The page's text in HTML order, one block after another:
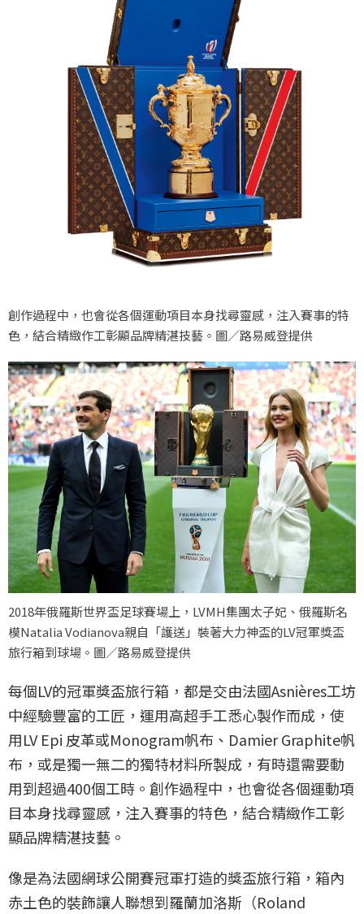
創作過程中，也會從各個運動項目本身找尋靈感，注入賽事的特
色，結合精緻作工彰顯品牌精湛技藝。圖／路易威登提供
2018年俄羅斯世界盃足球賽場上，LVMH集團太子妃、俄羅斯名
模Natalia Vodianova親自「護送」裝著大力神盃的LV冠軍獎盃
旅行箱到球場。圖／路易威登提供
每個LV的冠軍獎盃旅行箱，都是交由法國Asnières工坊
中經驗豐富的工匠，運用高超手工悉心製作而成，使
用LV Epi 皮革或Monogram帆布、Damier Graphite帆
布，或是獨一無二的獨特材料所製成，有時還需要動
用到超過400個工時。創作過程中，也會從各個運動項
目本身找尋靈感，注入賽事的特色，結合精緻作工彰
顯品牌精湛技藝。
像是為法國網球公開賽冠軍打造的獎盃旅行箱，箱內
赤土色的裝飾讓人聯想到羅蘭加洛斯（Roland